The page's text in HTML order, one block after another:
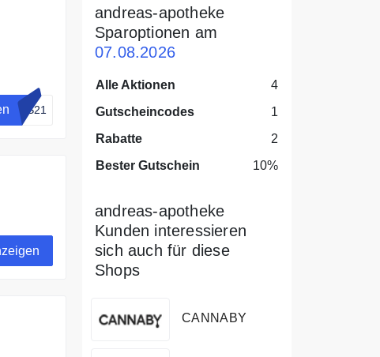
AS21
andreas-apotheke
Sparoptionen am
07.08.2026
Alle Aktionen
4
Gutscheincodes
1
Rabatte
2
Bester Gutschein
10%
andreas-apotheke
Kunden interessieren
sich auch für diese
Shops
CANNABY